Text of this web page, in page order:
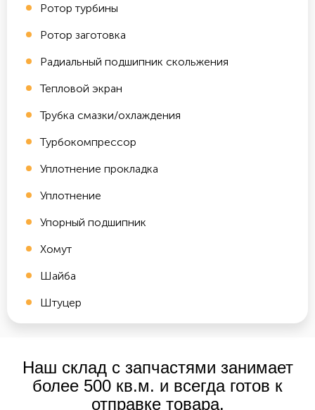
Ротор турбины
Ротор заготовка
Радиальный подшипник скольжения
Тепловой экран
Трубка смазки/охлаждения
Турбокомпрессор
Уплотнение прокладка
Уплотнение
Упорный подшипник
Хомут
Шайба
Штуцер
Наш склад с запчастями занимает
более 500 кв.м. и всегда готов к
отправке товара.